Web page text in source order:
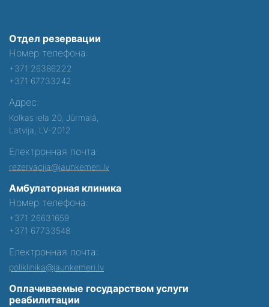
Отдел резервации
Номер телефона:
+371 26386222
+371 67733242
Адрес:
Kolkas iela 20, Jūrmalā,
Latvija, LV-2012
Електронная почта:
rezervacija@jaunkemeri.lv
Амбулаторная клиника
Номер телефона:
+371 26631659
+371 67733548
Електронная почта:
poliklinika@jaunkemeri.lv
Оплачиваемые государством услуги
реабилитации